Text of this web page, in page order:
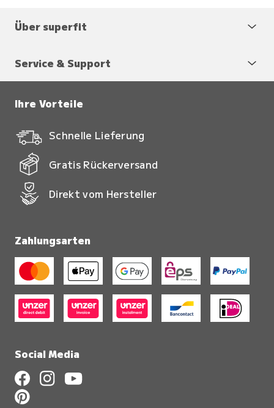
Über superfit
Service & Support
Ihre Vorteile
Schnelle Lieferung
Gratis Rückerversand
Direkt vom Hersteller
Zahlungsarten
Social Media